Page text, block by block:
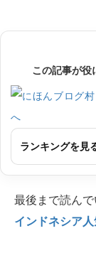
この記事が役
ランキングを見
最後まで読ん
インドネシア